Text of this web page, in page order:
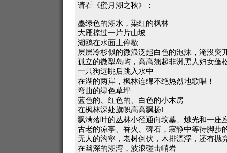
请看《蜜月湖之秋》：
墨绿色的湖水，染红的枫林
大雁掠过一片片山坡
湖鸥在水面上停歇
层层冷杉似的微浪泛起白色的泡沫，淹没突
孤立的微型岛屿，高高翘起非洲黑人妇女蓬
一只狗远眺后跳入水中
在湖的两岸，枫林连绵不绝热烈地歌唱！
弯曲的绿色草坪
蓝色的、红色的、白色的小木房
在枫林深处旗帜高高飘扬!
飘满落叶的丛林小径通向坟墓、烛光和一座
古老的凉亭、香火、碑石，寂静中等待脚步
无人的沟壑，老树倒伏，木排漂浮，还有抛
在幽深的湖湾，波浪碰击峭岩